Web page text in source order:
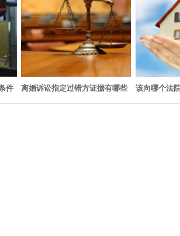
件 离婚诉讼指定过错方证据有哪些